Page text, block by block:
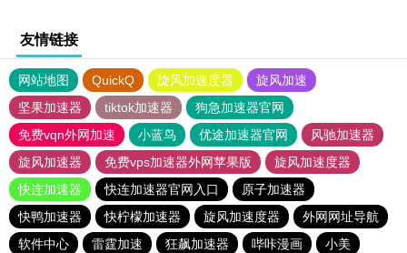
友情链接
网站地图 QuickQ 旋风加速度器
旋风加速
坚果加速器
tiktok加速器
狗急加速器官网
免费vqn外网加速
小蓝鸟 优途加速器官网
风驰加速器
旋风加速器
免费vps加速器外网苹果版
旋风加速度器
快连加速器
快连加速器官网入口
原子加速器
快鸭加速器
快柠檬加速器 旋风加速度器
外网网址导航
软件中心
雷霆加速 狂飙加速器 哔咔漫画
小美